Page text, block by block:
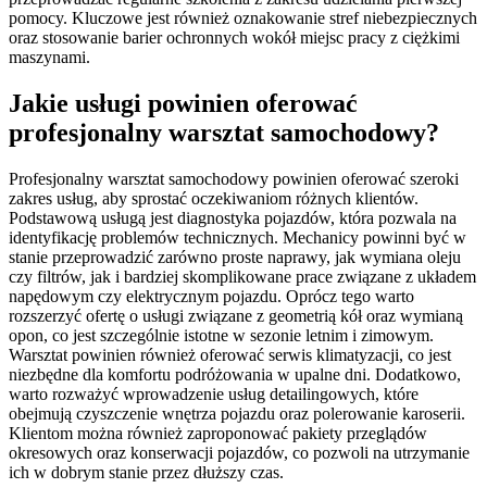
pomocy. Kluczowe jest również oznakowanie stref niebezpiecznych
oraz stosowanie barier ochronnych wokół miejsc pracy z ciężkimi
maszynami.
Jakie usługi powinien oferować
profesjonalny warsztat samochodowy?
Profesjonalny warsztat samochodowy powinien oferować szeroki
zakres usług, aby sprostać oczekiwaniom różnych klientów.
Podstawową usługą jest diagnostyka pojazdów, która pozwala na
identyfikację problemów technicznych. Mechanicy powinni być w
stanie przeprowadzić zarówno proste naprawy, jak wymiana oleju
czy filtrów, jak i bardziej skomplikowane prace związane z układem
napędowym czy elektrycznym pojazdu. Oprócz tego warto
rozszerzyć ofertę o usługi związane z geometrią kół oraz wymianą
opon, co jest szczególnie istotne w sezonie letnim i zimowym.
Warsztat powinien również oferować serwis klimatyzacji, co jest
niezbędne dla komfortu podróżowania w upalne dni. Dodatkowo,
warto rozważyć wprowadzenie usług detailingowych, które
obejmują czyszczenie wnętrza pojazdu oraz polerowanie karoserii.
Klientom można również zaproponować pakiety przeglądów
okresowych oraz konserwacji pojazdów, co pozwoli na utrzymanie
ich w dobrym stanie przez dłuższy czas.